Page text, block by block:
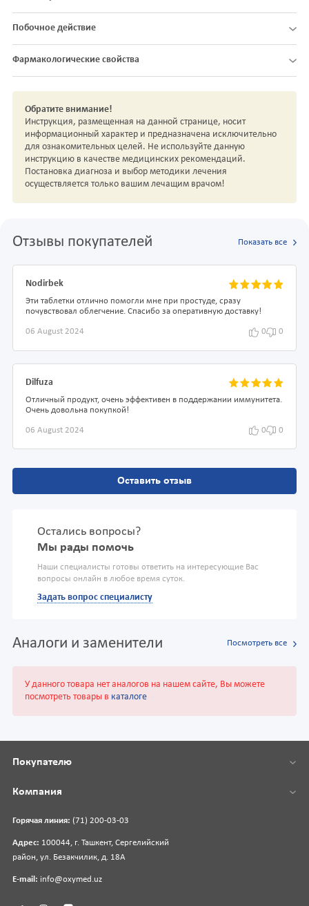
Побочное действие
Фармакологические свойства
Обратите внимание!
Инструкция, размещенная на данной странице, носит
информационный характер и предназначена исключительно
для ознакомительных целей. Не используйте данную
инструкцию в качестве медицинских рекомендаций.
Постановка диагноза и выбор методики лечения
осуществляется только вашим лечащим врачом!
Отзывы покупателей Показать все
Nodirbek
Эти таблетки отлично помогли мне при простуде, сразу
почувствовал облегчение. Спасибо за оперативную доставку!
06 August 2024 0 0
Dilfuza
Отличный продукт, очень эффективен в поддержании иммунитета.
Очень довольна покупкой!
06 August 2024 0 0
Оставить отзыв
Остались вопросы?
Мы рады помочь
Наши специалисты готовы ответить на интересующие Вас
вопросы онлайн в любое время суток.
Задать вопрос специалисту
Аналоги и заменители Посмотреть все
У данного товара нет аналогов на нашем сайте, Вы можете
посмотреть товары в каталоге
Горячая линия: (71) 200-03-03
Адрес: 100044, г. Ташкент, Сергелийский
район, ул. Безакчилик, д. 18А
E-mail: info@oxymed.uz
Покупателю
Компания